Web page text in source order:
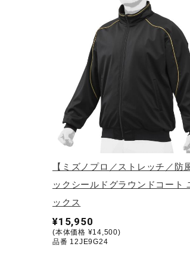
健康／エクササイズ
ジュニア／キッズ
メディカル
コラボ／ライセンス
セール
その他
【ミズノプロ／ストレッチ／防
ックシールドグラウンドコート
ックス
¥15,950
(本体価格 ¥14,500)
品番 12JE9G24